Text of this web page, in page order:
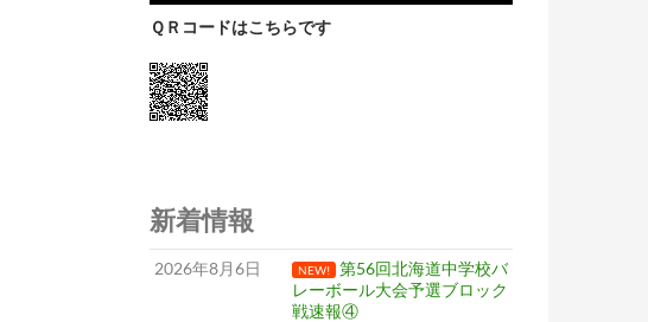
ＱＲコードはこちらです
新着情報
2026年8月6日 NEW! 第56回北海道中学校バ
レーボール大会予選ブロック
戦速報④